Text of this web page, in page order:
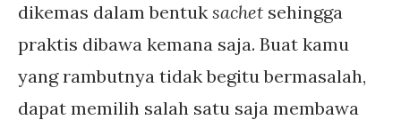
dikemas dalam bentuk sachet sehingga
praktis dibawa kemana saja. Buat kamu
yang rambutnya tidak begitu bermasalah,
dapat memilih salah satu saja membawa